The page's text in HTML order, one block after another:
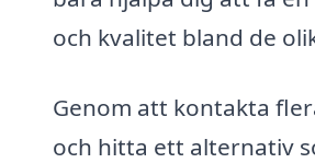
och kvalitet bland de
Genom att kontakta
och hitta ett alternativ